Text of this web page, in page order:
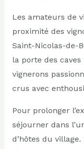
Les amateurs de
proximité des
Saint-Nicolas-de-
la porte des
vignerons
crus avec
Pour prolonger
séjourner dans
d’hôtes du